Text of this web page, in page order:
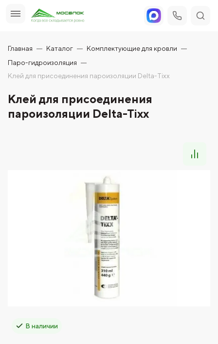
Главная Каталог
Комплектующие для кровли
Паро-гидроизоляция
Клей для присоединения пароизоляции Delta-Tixx
Клей для присоединения
пароизоляции Delta-Tixx
В наличии